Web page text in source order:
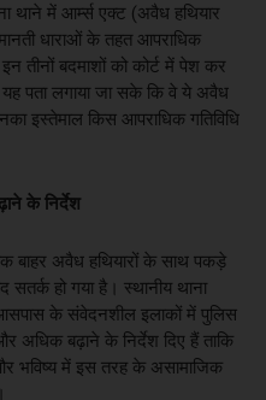
थाने में आर्म्स एक्ट (अवैध हथियार
धाराओं के तहत आपराधिक
तीनों बदमाशों को कोर्ट में पेश कर
यह पता लगाया जा सके कि वे ये अवैध
इस्तेमाल किस आपराधिक गतिविधि
के निर्देश
बाहर अवैध हथियारों के साथ पकड़े
हो गया है। स्थानीय थाना
के संवेदनशील इलाकों में पुलिस
अधिक बढ़ाने के निर्देश दिए हैं ताकि
भविष्य में इस तरह के असामाजिक